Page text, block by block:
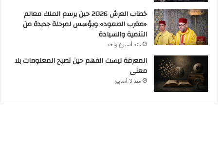
خطاب العرش 2026 حين يرسم الملك معالم
«مغرب الصعود» ويؤسس لمرحلة جديدة من
التنمية والسيادة
منذ أسبوع واحد
المعرفة ليست الفهم حين تصبح المعلومات بلا
معنى
منذ 3 أسابيع